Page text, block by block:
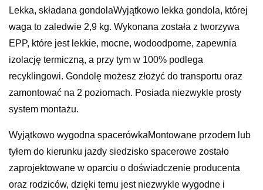
Lekka, składana gondolaWyjątkowo lekka gondola, której
waga to zaledwie 2,9 kg. Wykonana została z tworzywa
EPP, które jest lekkie, mocne, wodoodporne, zapewnia
izolację termiczną, a przy tym w 100% podlega
recyklingowi. Gondolę możesz złożyć do transportu oraz
zamontować na 2 poziomach. Posiada niezwykle prosty
system montażu.
Wyjątkowo wygodna spacerówkaMontowane przodem lub
tyłem do kierunku jazdy siedzisko spacerowe zostało
zaprojektowane w oparciu o doświadczenie producenta
oraz rodziców, dzięki temu jest niezwykle wygodne i